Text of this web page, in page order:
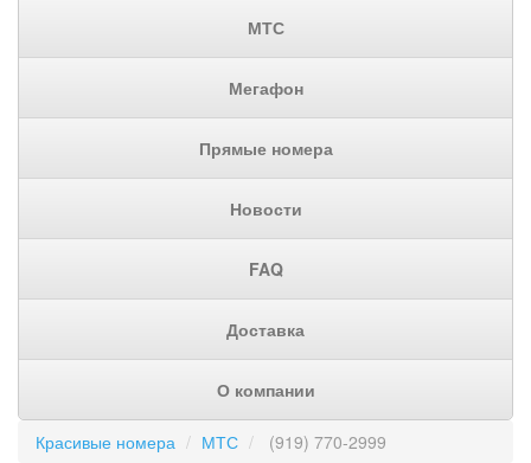
МТС
Мегафон
Прямые номера
Новости
FAQ
Доставка
О компании
Красивые номера МТС (919) 770-2999